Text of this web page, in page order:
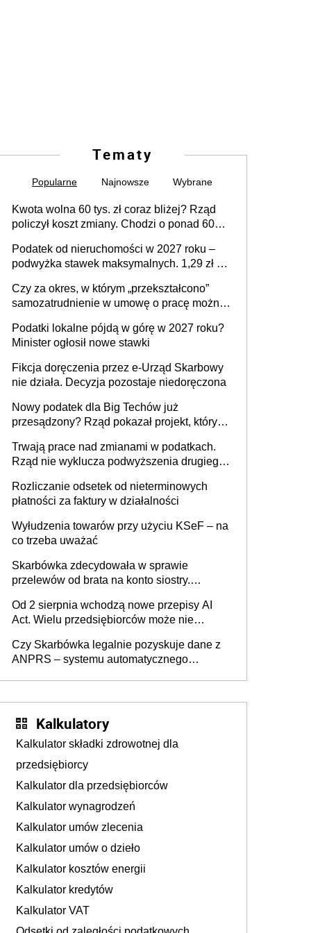
Tematy
Popularne Najnowsze Wybrane
Kwota wolna 60 tys. zł coraz bliżej? Rząd
policzył koszt zmiany. Chodzi o ponad 60
Podatek od nieruchomości w 2027 roku –
podwyżka stawek maksymalnych. 1,29 zł za
budynków i lokali związanych z
prowadzeniem działalności gospodarczej
Czy za okres, w którym „przekształcono”
samozatrudnienie w umowę o pracę można
umowy cywilnoprawnej jedynym
racjonalnym wyjściem
Podatki lokalne pójdą w górę w 2027 roku?
Minister ogłosił nowe stawki
Fikcja doręczenia przez e-Urząd Skarbowy
nie działa. Decyzja pozostaje niedoręczona
Nowy podatek dla Big Techów już
przesądzony? Rząd pokazał projekt, który
Trwają prace nad zmianami w podatkach.
Rząd nie wyklucza podwyższenia drugiego
Rozliczanie odsetek od nieterminowych
płatności za faktury w działalności
Wyłudzenia towarów przy użyciu KSeF – na
co trzeba uważać
Skarbówka zdecydowała w sprawie
przelewów od brata na konto siostry.
darowizna, ale podatku jednak nie będzie
Od 2 sierpnia wchodzą nowe przepisy AI
Act. Wielu przedsiębiorców może nie
Czy Skarbówka legalnie pozyskuje dane z
ANPRS – systemu automatycznego
Kalkulatory
Kalkulator składki zdrowotnej dla
przedsiębiorcy
Kalkulator dla przedsiębiorców
Kalkulator wynagrodzeń
Kalkulator umów zlecenia
Kalkulator umów o dzieło
Kalkulator kosztów energii
Kalkulator kredytów
Kalkulator VAT